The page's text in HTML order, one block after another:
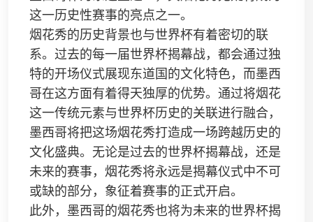
这一历史性赛事的亮点之一。
烟花秀的历史背景也与世界杯有着密切的联
系。过去的每一届世界杯揭幕战，都会通过独
特的开场仪式展现东道国的文化特色，而墨西
哥在这方面有着得天独厚的优势。通过将烟花
这一传统元素与世界杯历史的关联进行融合，
墨西哥将把这场烟花秀打造成一场跨越历史的
文化盛典。无论是过去的世界杯揭幕战，还是
未来的赛事，烟花秀将永远是揭幕仪式中不可
或缺的部分，象征着赛事的正式开启。
此外，墨西哥的烟花秀也将为未来的世界杯揭